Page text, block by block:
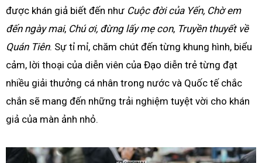
được khán giả biết đến như Cuộc đời của Yến, Chờ em
đến ngày mai, Chú ơi, đừng lấy mẹ con, Truyền thuyết về
Quán Tiên. Sự tỉ mỉ, chăm chút đến từng khung hình, biểu
cảm, lời thoại của diễn viên của Đạo diễn trẻ từng đạt
nhiều giải thưởng cá nhân trong nước và Quốc tế chắc
chắn sẽ mang đến những trải nghiệm tuyệt vời cho khán
giả của màn ảnh nhỏ.